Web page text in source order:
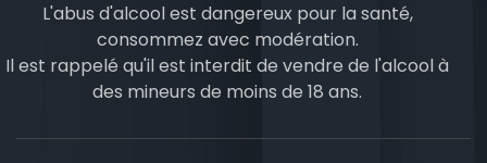
L'abus d'alcool est dangereux pour la santé,
consommez avec modération.
Il est rappelé qu'il est interdit de vendre de l'alcool à
des mineurs de moins de 18 ans.